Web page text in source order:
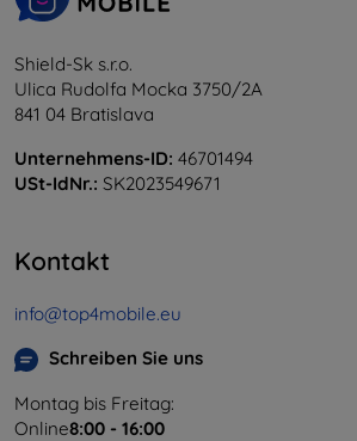
Shield-Sk s.r.o.
Ulica Rudolfa Mocka 3750/2A
841 04 Bratislava
Unternehmens-ID: 46701494
USt-IdNr.: SK2023549671
Kontakt
info@top4mobile.eu
Schreiben Sie uns
Montag bis Freitag:
Online8:00 - 16:00